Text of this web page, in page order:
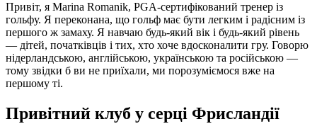
Привіт, я Marina Romanik, PGA-сертифікований тренер із
гольфу. Я переконана, що гольф має бути легким і радісним із
першого ж замаху. Я навчаю будь-який вік і будь-який рівень
— дітей, початківців і тих, хто хоче вдосконалити гру. Говорю
нідерландською, англійською, українською та російською —
тому звідки б ви не приїхали, ми порозуміємося вже на
першому ті.
Привітний клуб у серці Фрисландії